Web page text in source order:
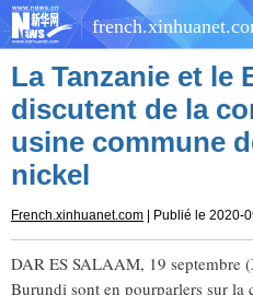
La Tanzanie et le
discutent de la
usine commune
nickel
French.xinhuanet.com | Publié le 2020-
DAR ES SALAAM, 19 septembre
Burundi sont en pourparlers sur la